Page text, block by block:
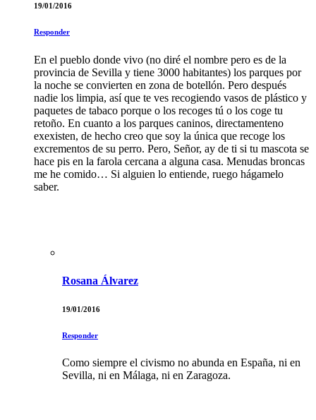
19/01/2016
Responder
En el pueblo donde vivo (no diré el nombre pero es de la
provincia de Sevilla y tiene 3000 habitantes) los parques por
la noche se convierten en zona de botellón. Pero después
nadie los limpia, así que te ves recogiendo vasos de plástico y
paquetes de tabaco porque o los recoges tú o los coge tu
retoño. En cuanto a los parques caninos, directamenteno
exexisten, de hecho creo que soy la única que recoge los
excrementos de su perro. Pero, Señor, ay de ti si tu mascota se
hace pis en la farola cercana a alguna casa. Menudas broncas
me he comido… Si alguien lo entiende, ruego hágamelo
saber.
Rosana Álvarez
19/01/2016
Responder
Como siempre el civismo no abunda en España, ni en
Sevilla, ni en Málaga, ni en Zaragoza.